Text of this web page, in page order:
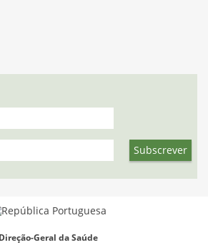
Direção-Geral da Saúde